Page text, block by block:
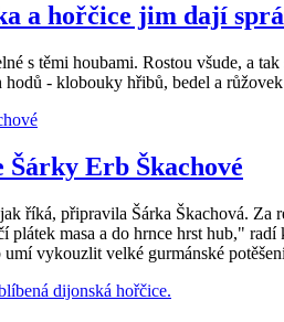
a hořčice jim dají
těmi houbami. Rostou všude, a tak
- klobouky hřibů, bedel a
Šárky Erb Škachové
říká, připravila Šárka Škachová.
plátek masa a do hrnce hrst hub,"
vykouzlit velké gurmánské